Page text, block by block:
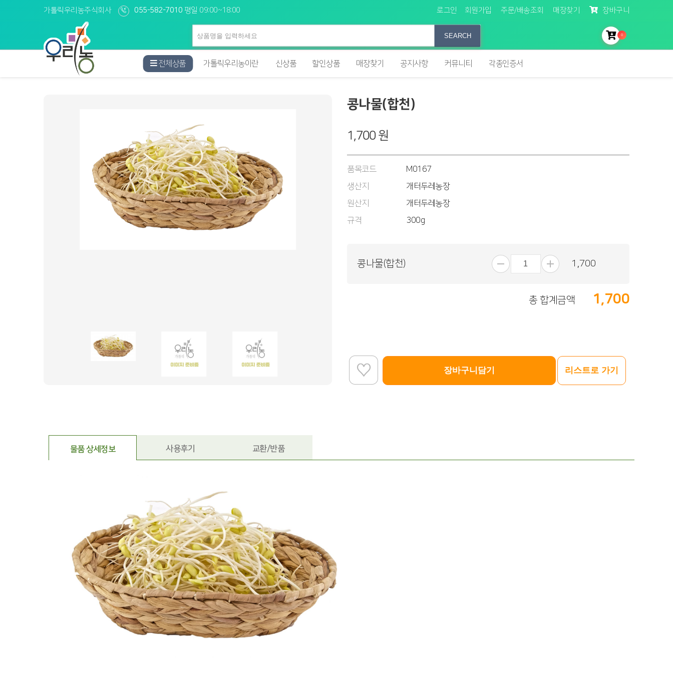
가톨릭우리농주식회사 055-582-7010 평일 09:00~18:00 로그인 회원가입 주문/배송조회 매장찾기 장바구니
SEARCH 0
전체상품 가톨릭우리농이란 신상품 할인상품 매장찾기 공지사항 커뮤니티 각종인증서
콩나물(합천)
1,700 원
품목코드
M0167
생산지
개터두레농장
원산지
개터두레농장
규격
300g
콩나물(합천) 1,700
총 합계금액 1,700
장바구니담기 리스트로 가기
물품 상세정보 사용후기 교환/반품